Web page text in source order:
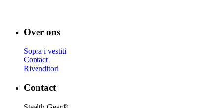
Over ons
Sopra i vestiti
Contact
Rivenditori
Contact